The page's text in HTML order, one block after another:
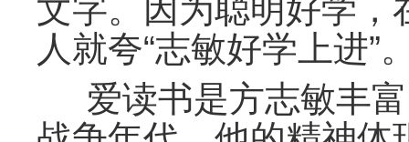
文字。因为聪明好学，
人就夸“志敏好学上
爱读书是方志敏丰富